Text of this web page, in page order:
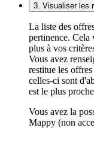
3. Visualiser les
La liste des
pertinence. Cela
plus à vos
Vous avez
restitue les
celles-ci sont
est le plus
Vous avez la
Mappy (non